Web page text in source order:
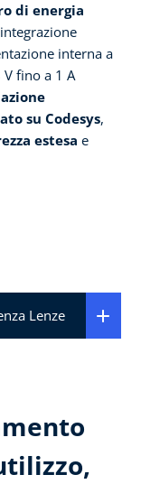
di energia
interna a
fino a 1 A
su Codesys,
estesa e
Lenze